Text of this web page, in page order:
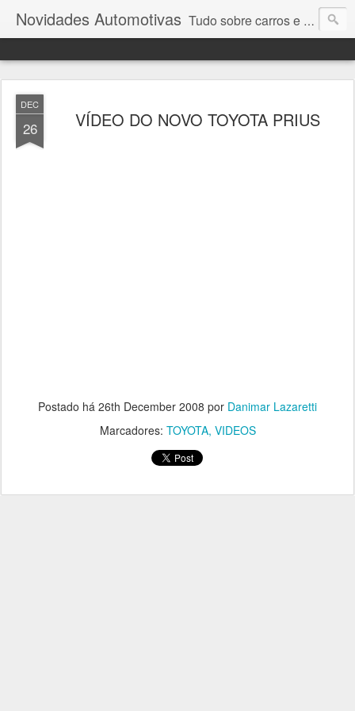
Novidades Automotivas Tudo sobre carros e motores
DEC
26 VÍDEO DO NOVO TOYOTA PRIUS
Postado há 26th December 2008 por Danimar Lazaretti
Marcadores: TOYOTA VIDEOS